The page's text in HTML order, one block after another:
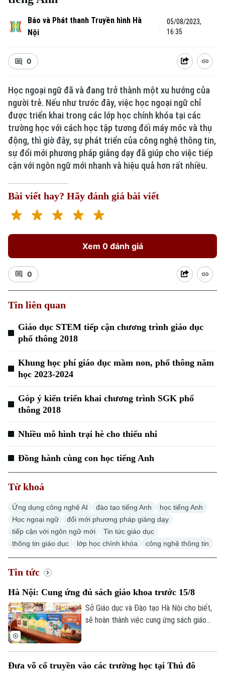
Xu hướng
Báo và Phát thanh Truyền hình Hà
Nội
05/08/2023,
16:35
0
Học ngoại ngữ đã và đang trở thành một xu hướng của
người trẻ. Nếu như trước đây, việc học ngoại ngữ chỉ
được triển khai trong các lớp học chính khóa tại các
trường học với cách học tập tương đối máy móc và thụ
động, thì giờ đây, sự phát triển của công nghệ thông tin,
sự đổi mới phương pháp giảng dạy đã giúp cho việc tiếp
cận với ngôn ngữ mới nhanh và hiệu quả hơn rất nhiều.
Bài viết hay? Hãy đánh giá bài viết
Xem 0 đánh giá
0
Tin liên quan
Giáo dục STEM tiếp cận chương trình giáo dục
phổ thông 2018
Khung học phí giáo dục mầm non, phổ thông năm
học 2023-2024
Góp ý kiến triển khai chương trình SGK phổ
thông 2018
Nhiều mô hình trại hè cho thiếu nhi
Đồng hành cùng con học tiếng Anh
Từ khoá
Ứng dụng công nghệ AI đào tạo tiếng Anh
học tiếng Anh
Học ngoại ngữ
đổi mới phương pháp giảng dạy
tiếp cận với ngôn ngữ mới
Tin tức giáo dục
thông tin giáo dục
lớp học chính khóa công nghệ thông tin
Tin tức
Hà Nội: Cung ứng đủ sách giáo khoa trước 15/8
Sở Giáo dục và Đào tạo Hà Nội cho biết,
sẽ hoàn thành việc cung ứng sách giáo
2027.
Đưa võ cổ truyền vào các trường học tại Thủ đô